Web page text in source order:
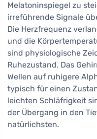
Melatoninspiegel zu
irreführende Signale
Die Herzfrequenz
und die
sind physiologische
Ruhezustand. Das
Wellen auf ruhigere
typisch für einen
leichten Schläfrigkeit
der Übergang in den
natürlichsten.